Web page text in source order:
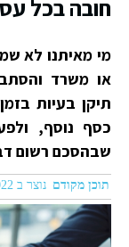
חובה בכל
מי מאיתנו לא
או משרד
תיקן בעיות
כסף נוסף,
שבהסכם רשום
תוכן מקודם נוצר ב 11.08.2022 09:08